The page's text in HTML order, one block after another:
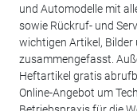
und Automodelle mit
sowie Rückruf- und
wichtigen Artikel, Bilder
zusammengefasst.
Heftartikel gratis
Online-Angebot um